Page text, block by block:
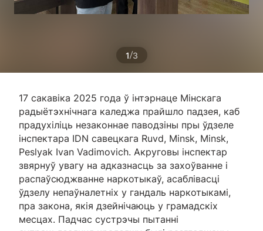
1/3
17 сакавіка 2025 года ў інтэрнаце Мінскага
радыётэхнічнага каледжа прайшло падзея, каб
прадухіліць незаконнае паводзіны пры ўдзеле
інспектара IDN савецкага Ruvd, Minsk, Minsk,
Peslyak Ivan Vadimovich. Акруговы інспектар
звярнуў увагу на адказнасць за захоўванне і
распаўсюджванне наркотыкаў, асаблівасці
ўдзелу непаўналетніх у гандаль наркотыкамі,
пра закона, якія дзейнічаюць у грамадскіх
месцах. Падчас сустрэчы пытанні